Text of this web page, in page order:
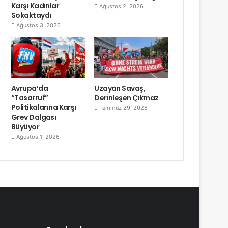
Karşı Kadınlar
Sokaktaydı
Ağustos 3, 2026
Ağustos 2, 2026
Avrupa’da
“Tasarruf”
Politikalarına Karşı
Grev Dalgası
Büyüyor
Ağustos 1, 2026
Uzayan Savaş,
Derinleşen Çıkmaz
Temmuz 29, 2026